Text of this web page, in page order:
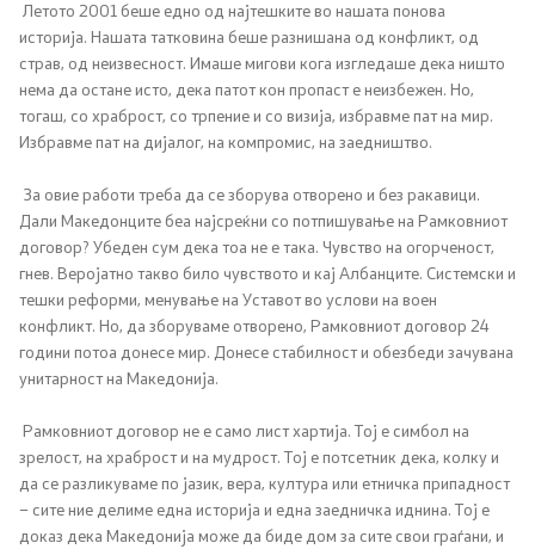
Односи со јавност
Канцеларија на портпарол
Медија центар
Отворена Влада
Отчетност
Сервисни информации
Антикорупција
Летото 2001 беше едно од најтешките во нашата понова
историја. Нашата татковина беше разнишана од конфликт, од
страв, од неизвесност. Имаше мигови кога изгледаше дека ништо
нема да остане исто, дека патот кон пропаст е неизбежен. Но,
тогаш, со храброст, со трпение и со визија, избравме пат на мир.
Избравме пат на дијалог, на компромис, на заедништво.
За овие работи треба да се зборува отворено и без ракавици.
Дали Македонците беа најсреќни со потпишување на Рамковниот
договор? Убеден сум дека тоа не е така. Чувство на огорченост,
гнев. Веројатно такво било чувството и кај Албанците. Системски и
тешки реформи, менување на Уставот во услови на воен
конфликт. Но, да зборуваме отворено, Рамковниот договор 24
години потоа донесе мир. Донесе стабилност и обезбеди зачувана
унитарност на Македонија.
Рамковниот договор не е само лист хартија. Тој е симбол на
зрелост, на храброст и на мудрост. Тој е потсетник дека, колку и
да се разликуваме по јазик, вера, култура или етничка припадност
– сите ние делиме една историја и една заедничка иднина. Тој е
доказ дека Македонија може да биде дом за сите свои граѓани, и